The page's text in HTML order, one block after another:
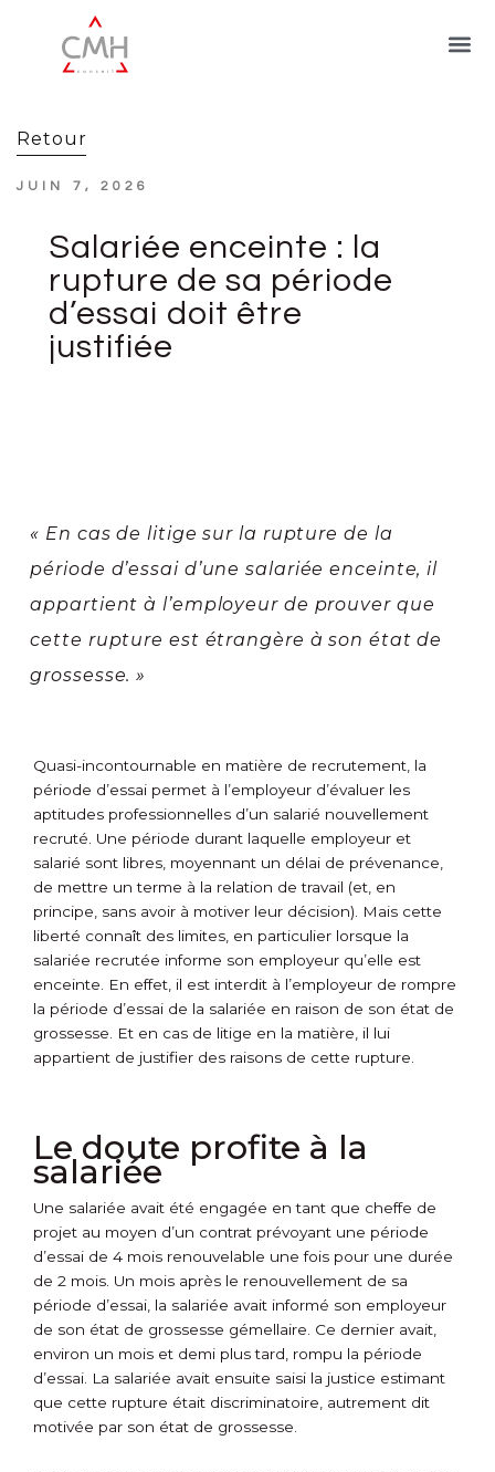
Retour
JUIN 7, 2026
Salariée enceinte : la
rupture de sa période
d’essai doit être
justifiée
« En cas de litige sur la rupture de la
période d’essai d’une salariée enceinte, il
appartient à l’employeur de prouver que
cette rupture est étrangère à son état de
grossesse. »
Quasi-incontournable en matière de recrutement, la
période d’essai permet à l’employeur d’évaluer les
aptitudes professionnelles d’un salarié nouvellement
recruté. Une période durant laquelle employeur et
salarié sont libres, moyennant un délai de prévenance,
de mettre un terme à la relation de travail (et, en
principe, sans avoir à motiver leur décision). Mais cette
liberté connaît des limites, en particulier lorsque la
salariée recrutée informe son employeur qu’elle est
enceinte. En effet, il est interdit à l’employeur de rompre
la période d’essai de la salariée en raison de son état de
grossesse. Et en cas de litige en la matière, il lui
appartient de justifier des raisons de cette rupture.
Le doute profite à la
salariée
Une salariée avait été engagée en tant que cheffe de
projet au moyen d’un contrat prévoyant une période
d’essai de 4 mois renouvelable une fois pour une durée
de 2 mois. Un mois après le renouvellement de sa
période d’essai, la salariée avait informé son employeur
de son état de grossesse gémellaire. Ce dernier avait,
environ un mois et demi plus tard, rompu la période
d’essai. La salariée avait ensuite saisi la justice estimant
que cette rupture était discriminatoire, autrement dit
motivée par son état de grossesse.